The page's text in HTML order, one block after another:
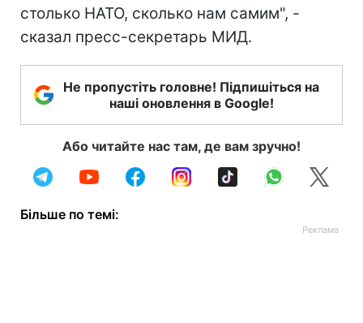
столько НАТО, сколько нам самим", -
сказал пресс-секретарь МИД.
Не пропустіть головне! Підпишіться на
наші оновлення в Google!
Або читайте нас там, де вам зручно!
Більше по темі: